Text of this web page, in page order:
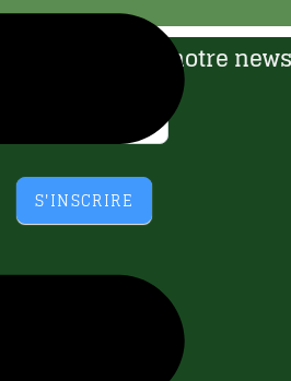
Inscrivez-vous à notre
S'INSCRIRE